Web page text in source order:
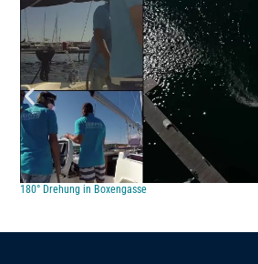
180° Drehung in Boxengasse